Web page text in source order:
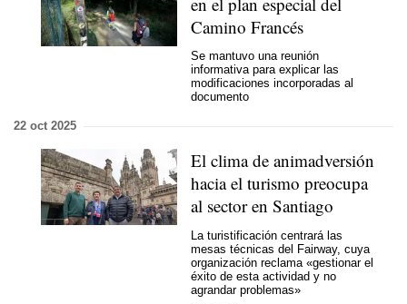
Camino Francés
Se mantuvo una reunión
informativa para explicar las
modificaciones incorporadas al
documento
22 oct 2025
El clima de animadversión
hacia el turismo preocupa
al sector en Santiago
La turistificación centrará las
mesas técnicas del Fairway, cuya
organización reclama «gestionar el
éxito de esta actividad y no
agrandar problemas»